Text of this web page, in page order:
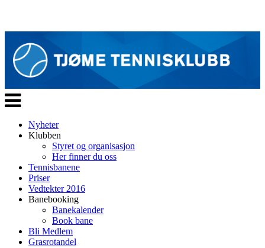
Veksle
navigasjon
Nyheter
Klubben
Styret og organisasjon
Her finner du oss
Tennisbanene
Priser
Vedtekter 2016
Banebooking
Banekalender
Book bane
Bli Medlem
Grasrotandel